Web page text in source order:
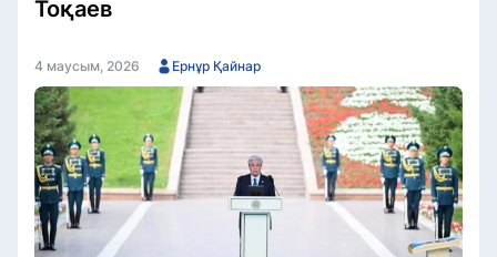
Тоқаев
4 маусым, 2026 Ернұр Қайнар